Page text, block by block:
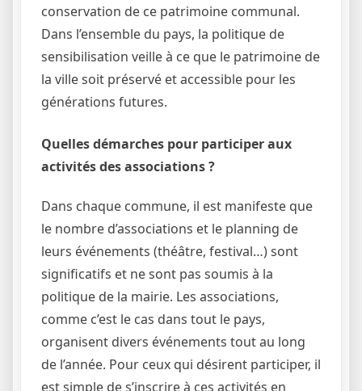
conservation de ce patrimoine communal.
Dans l’ensemble du pays, la politique de
sensibilisation veille à ce que le patrimoine de
la ville soit préservé et accessible pour les
générations futures.
Quelles démarches pour participer aux
activités des associations ?
Dans chaque commune, il est manifeste que
le nombre d’associations et le planning de
leurs événements (théâtre, festival…) sont
significatifs et ne sont pas soumis à la
politique de la mairie. Les associations,
comme c’est le cas dans tout le pays,
organisent divers événements tout au long
de l’année. Pour ceux qui désirent participer, il
est simple de s’inscrire à ces activités en